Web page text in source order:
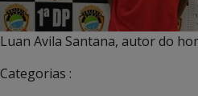
Luan Avila Santana, autor do
Categorias :